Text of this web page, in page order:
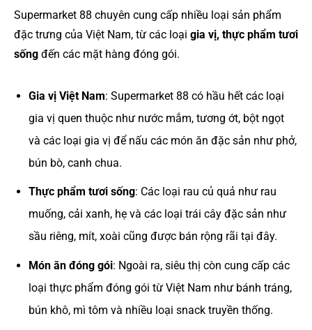
Supermarket 88 chuyên cung cấp nhiều loại sản phẩm
đặc trưng của Việt Nam, từ các loại gia vị, thực phẩm tươi
sống đến các mặt hàng đóng gói.
Gia vị Việt Nam: Supermarket 88 có hầu hết các loại
gia vị quen thuộc như nước mắm, tương ớt, bột ngọt
và các loại gia vị để nấu các món ăn đặc sản như phở,
bún bò, canh chua.
Thực phẩm tươi sống: Các loại rau củ quả như rau
muống, cải xanh, hẹ và các loại trái cây đặc sản như
sầu riêng, mít, xoài cũng được bán rộng rãi tại đây.
Món ăn đóng gói: Ngoài ra, siêu thị còn cung cấp các
loại thực phẩm đóng gói từ Việt Nam như bánh tráng,
bún khô, mì tôm và nhiều loại snack truyền thống​.